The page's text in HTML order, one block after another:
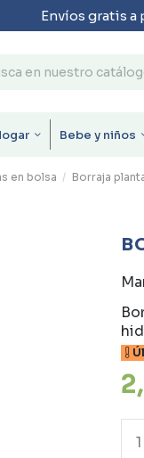
Envíos gratis
Bebe y niños
en bolsa Borraja